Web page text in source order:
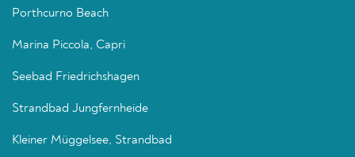
Porthcurno Beach
Marina Piccola, Capri
Seebad Friedrichshagen
Strandbad Jungfernheide
Kleiner Müggelsee, Strandbad